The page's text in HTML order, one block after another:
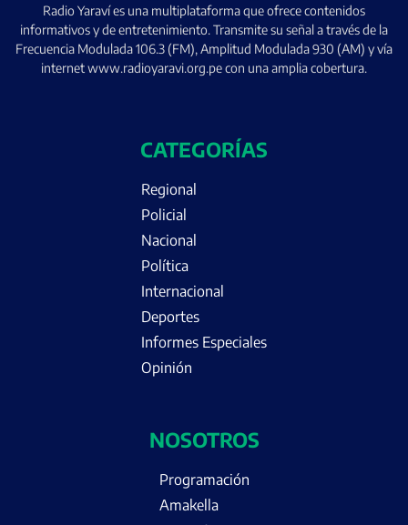
Radio Yaraví es una multiplataforma que ofrece contenidos
informativos y de entretenimiento. Transmite su señal a través de la
Frecuencia Modulada 106.3 (FM), Amplitud Modulada 930 (AM) y vía
internet www.radioyaravi.org.pe con una amplia cobertura.
CATEGORÍAS
Regional
Policial
Nacional
Política
Internacional
Deportes
Informes Especiales
Opinión
NOSOTROS
Programación
Amakella